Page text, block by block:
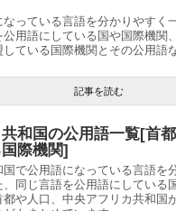
っている言語を分かりやすく
公用語にしている国や国際機関
ている国際機関とその公用語
記事を読む
和国の公用語一覧[首
際機関]
で公用語になっている言語を
、同じ言語を公用語にしている
都や人口、中央アフリカ共和国